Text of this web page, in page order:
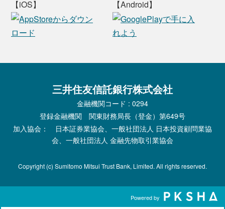
【iOS】 【Android】
三井住友信託銀行株式会社
金融機関コード : 0294
登録金融機関 関東財務局長（登金）第649号
加入協会： 日本証券業協会、一般社団法人 日本投資顧問業協
会、一般社団法人 金融先物取引業協会
Copyright (c) Sumitomo Mitsui Trust Bank, Limited. All rights reserved.
Powered by